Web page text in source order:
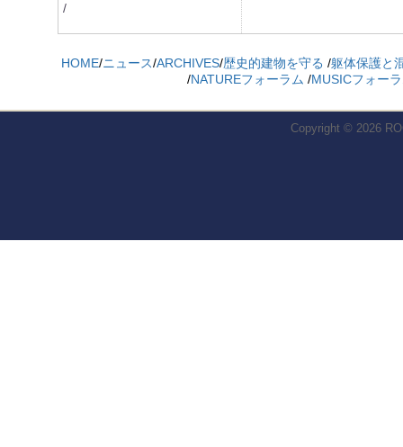
/
HOME/ニュース/ARCHIVES/歴史的建物を守る /躯体保護と
/NATUREフォーラム /MUSICフォー
Copyright © 2026